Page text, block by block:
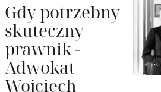
Gdy potrzebny
skuteczny
prawnik -
Adwokat
Wojciech